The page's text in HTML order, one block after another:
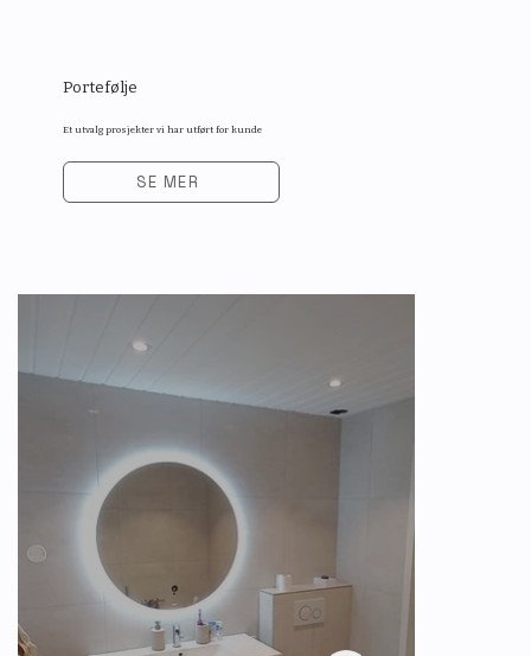
Portefølje
Et utvalg prosjekter vi har utført for kunde
SE MER